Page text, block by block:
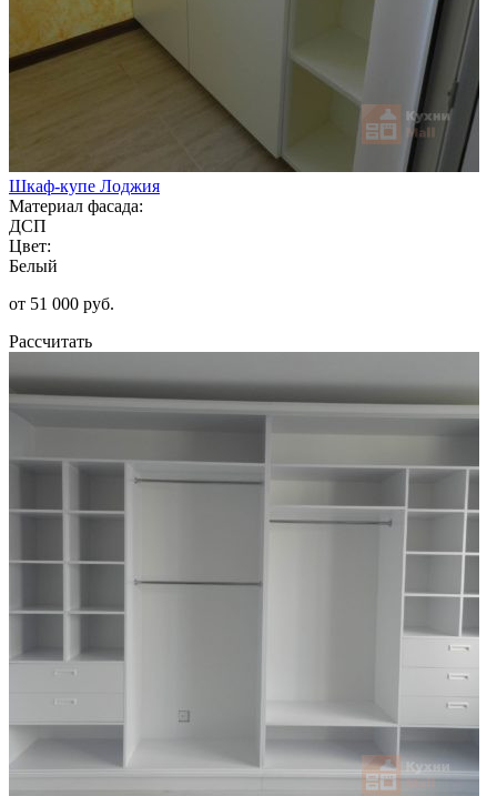
Шкаф-купе Лоджия
Материал фасада:
ДСП
Цвет:
Белый
от 51 000 руб.
Рассчитать